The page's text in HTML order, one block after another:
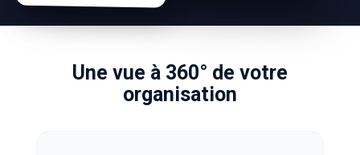
Une vue à 360° de votre
organisation